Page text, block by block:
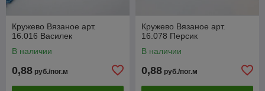
Кружево Вязаное арт.
16.016 Василек
В наличии
0,88 руб./пог.м
Кружево Вязаное арт.
16.078 Персик
В наличии
0,88 руб./пог.м